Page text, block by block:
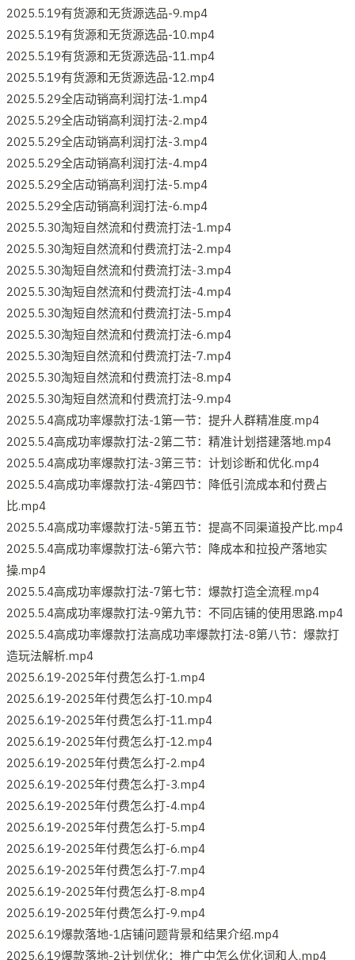
2025.5.19有货源和无货源选品-9.mp4
2025.5.19有货源和无货源选品-10.mp4
2025.5.19有货源和无货源选品-11.mp4
2025.5.19有货源和无货源选品-12.mp4
2025.5.29全店动销高利润打法-1.mp4
2025.5.29全店动销高利润打法-2.mp4
2025.5.29全店动销高利润打法-3.mp4
2025.5.29全店动销高利润打法-4.mp4
2025.5.29全店动销高利润打法-5.mp4
2025.5.29全店动销高利润打法-6.mp4
2025.5.30淘短自然流和付费流打法-1.mp4
2025.5.30淘短自然流和付费流打法-2.mp4
2025.5.30淘短自然流和付费流打法-3.mp4
2025.5.30淘短自然流和付费流打法-4.mp4
2025.5.30淘短自然流和付费流打法-5.mp4
2025.5.30淘短自然流和付费流打法-6.mp4
2025.5.30淘短自然流和付费流打法-7.mp4
2025.5.30淘短自然流和付费流打法-8.mp4
2025.5.30淘短自然流和付费流打法-9.mp4
2025.5.4高成功率爆款打法-1第一节：提升人群精准度.mp4
2025.5.4高成功率爆款打法-2第二节：精准计划搭建落地.mp4
2025.5.4高成功率爆款打法-3第三节：计划诊断和优化.mp4
2025.5.4高成功率爆款打法-4第四节：降低引流成本和付费占
比.mp4
2025.5.4高成功率爆款打法-5第五节：提高不同渠道投产比.mp4
2025.5.4高成功率爆款打法-6第六节：降成本和拉投产落地实
操.mp4
2025.5.4高成功率爆款打法-7第七节：爆款打造全流程.mp4
2025.5.4高成功率爆款打法-9第九节：不同店铺的使用思路.mp4
2025.5.4高成功率爆款打法高成功率爆款打法-8第八节：爆款打
造玩法解析.mp4
2025.6.19-2025年付费怎么打-1.mp4
2025.6.19-2025年付费怎么打-10.mp4
2025.6.19-2025年付费怎么打-11.mp4
2025.6.19-2025年付费怎么打-12.mp4
2025.6.19-2025年付费怎么打-2.mp4
2025.6.19-2025年付费怎么打-3.mp4
2025.6.19-2025年付费怎么打-4.mp4
2025.6.19-2025年付费怎么打-5.mp4
2025.6.19-2025年付费怎么打-6.mp4
2025.6.19-2025年付费怎么打-7.mp4
2025.6.19-2025年付费怎么打-8.mp4
2025.6.19-2025年付费怎么打-9.mp4
2025.6.19爆款落地-1店铺问题背景和结果介绍.mp4
2025.6.19爆款落地-2计划优化：推广中怎么优化词和人.mp4